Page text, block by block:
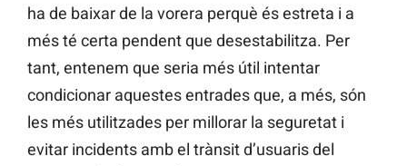
ha de baixar de la vorera perquè és estreta i a
més té certa pendent que desestabilitza. Per
tant, entenem que seria més útil intentar
condicionar aquestes entrades que, a més, són
les més utilitzades per millorar la seguretat i
evitar incidents amb el trànsit d’usuaris del